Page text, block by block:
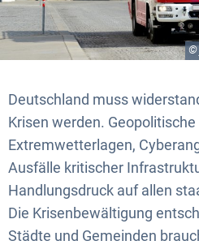
©
Deutschland muss
Krisen werden.
Extremwetterlagen,
Ausfälle kritischer
Handlungsdruck auf allen
Die Krisenbewältigung
Städte und Gemeinden